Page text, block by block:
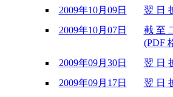
2009年10月09日
翌 日
2009年10月07日
截 至
(PDF
2009年09月30日
翌 日
2009年09月17日
翌 日